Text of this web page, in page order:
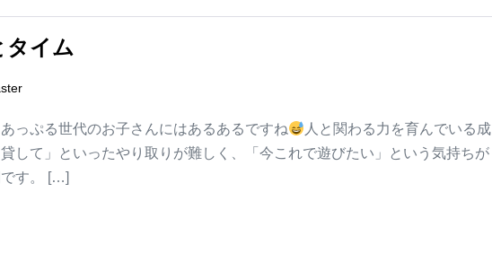
タイム
っぷる世代のお子さんにはあるあるですね
人と関わる力を育んでいる成
して」といったやり取りが難しく、「今これで遊びたい」という気持ちが
す。 […]